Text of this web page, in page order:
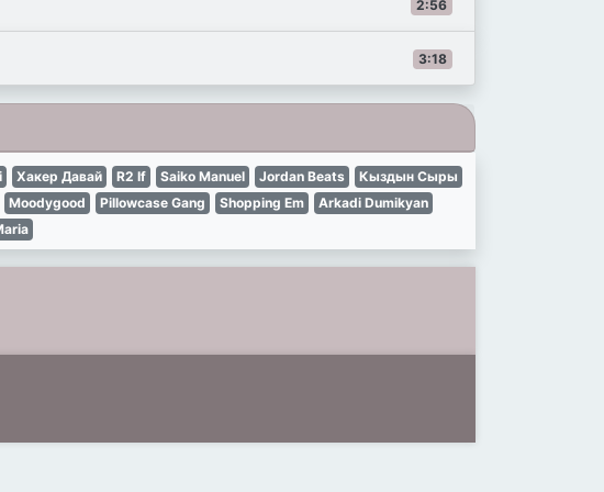
2:56
3:18
Хакер Давай R2 If Saiko Manuel Jordan Beats
Кыздын Сыры
Moodygood Pillowcase Gang Shopping Em
Arkadi Dumikyan